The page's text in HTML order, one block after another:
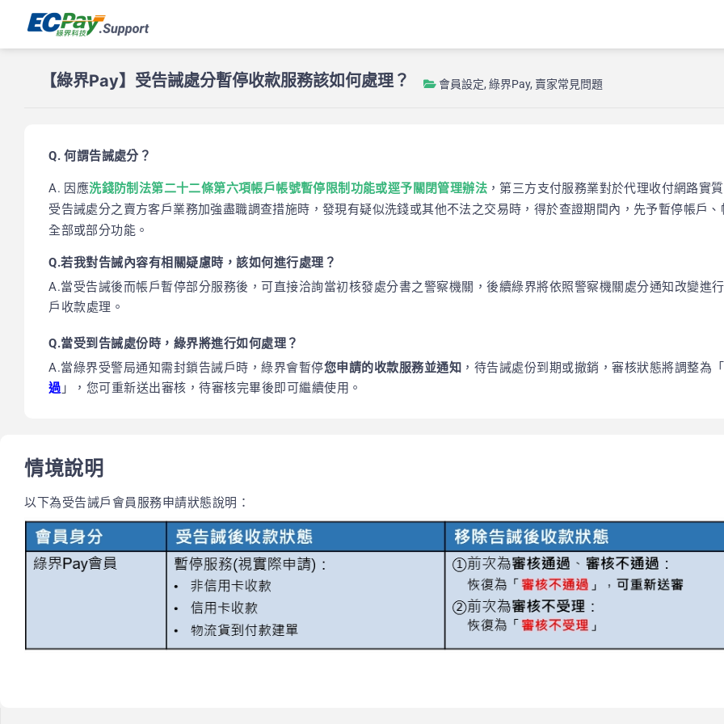
【綠界Pay】 受告誡處分暫停收款服務該如何處理？ 會員設定, 綠界Pay, 賣家常見問題
Q. 何謂告誡處分？
A. 因應洗錢防制法第二十二條第六項帳戶帳號暫停限制功能或逕予關閉管理辦法 ，第三方支付服務業對於代理收付網路實
受告誡處分之賣方客戶業務加強盡職調查措施時，發現有疑似洗錢或其他不法之交易時，得於查證期間內，先予暫停帳戶、
全部或部分功能。
Q.若我對告誡內容有相關疑慮時，該如何進行處理？
A.當受告誡後而帳戶暫停部分服務後，可直接洽詢當初核發處分書之警察機關，後續綠界將依照警察機關處分通知改變進
戶收款處理。
Q.當受到告誡處份時，綠界將進行如何處理？
A.當綠界受警局通知需封鎖告誡戶時，綠界會暫停您申請的收款服務並通知 ，待告誡處份到期或撤銷，審核狀態將調整為「
過 」，您可重新送出審核，待審核完畢後即可繼續使用。
情境說明
以下為受告誡戶會員服務申請狀態說明：